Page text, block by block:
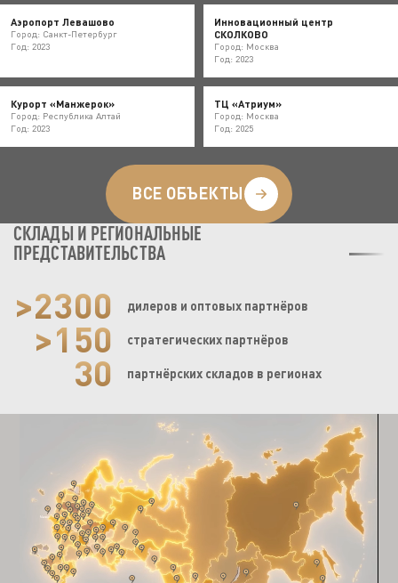
Аэропорт Левашово
Город: Санкт-Петербург
Год: 2023
Инновационный центр
СКОЛКОВО
Город: Москва
Год: 2023
Курорт «Манжерок»
Город: Республика Алтай
Год: 2023
ТЦ «Атриум»
Город: Москва
Год: 2025
ВСЕ ОБЪЕКТЫ
СКЛАДЫ И РЕГИОНАЛЬНЫЕ
ПРЕДСТАВИТЕЛЬСТВА
>2300 дилеров и оптовых партнёров
>150 стратегических партнёров
30 партнёрских складов в регионах